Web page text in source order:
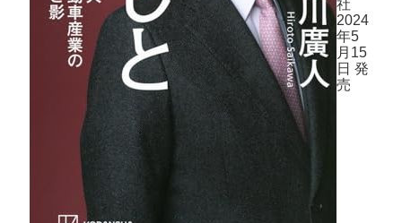
社
2024
年5
月15
日 発
売